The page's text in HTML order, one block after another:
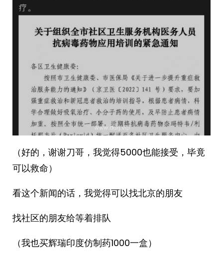
（好的，谢谢刀哥，我觉得5000也能接受，毕竟
可以救命）
看这个新闻的话，我觉得可以找北京的朋友
找社区的朋友给等着排队
（我也买辉瑞印度仿制药1000一盒）